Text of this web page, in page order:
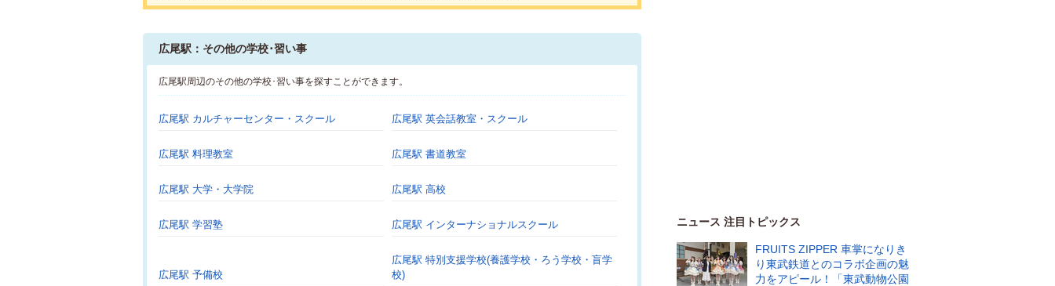
広尾駅：その他の学校･習い事
広尾駅周辺のその他の学校･習い事を探すことができます。
広尾駅 カルチャーセンター・スクール 広尾駅 英会話教室・スクール
広尾駅 料理教室 広尾駅 書道教室
広尾駅 大学・大学院 広尾駅 高校
広尾駅 学習塾 広尾駅 インターナショナルスクール
広尾駅 予備校
広尾駅 特別支援学校(養護学校・ろう学校・盲学
校)
ニュース 注目トピックス
FRUITS ZIPPER 車掌になりき
り東武鉄道とのコラボ企画の魅
力をアピール！「東武動物公園